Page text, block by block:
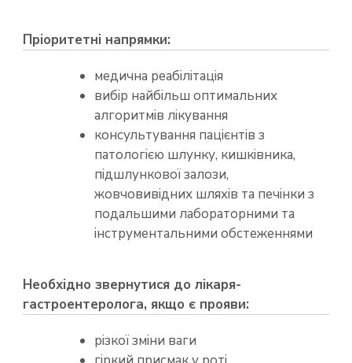
Пріоритетні напрямки:
медична реабілітація
вибір найбільш оптимальних
алгоритмів лікування
консультування пацієнтів з
патологією шлунку, кишківника,
підшлункової залози,
жовчовивідних шляхів та печінки з
подальшими лабораторними та
інструментальними обстеженнями
Необхідно звернутися до лікаря-
гастроентеролога, якщо є прояви:
різкої зміни ваги